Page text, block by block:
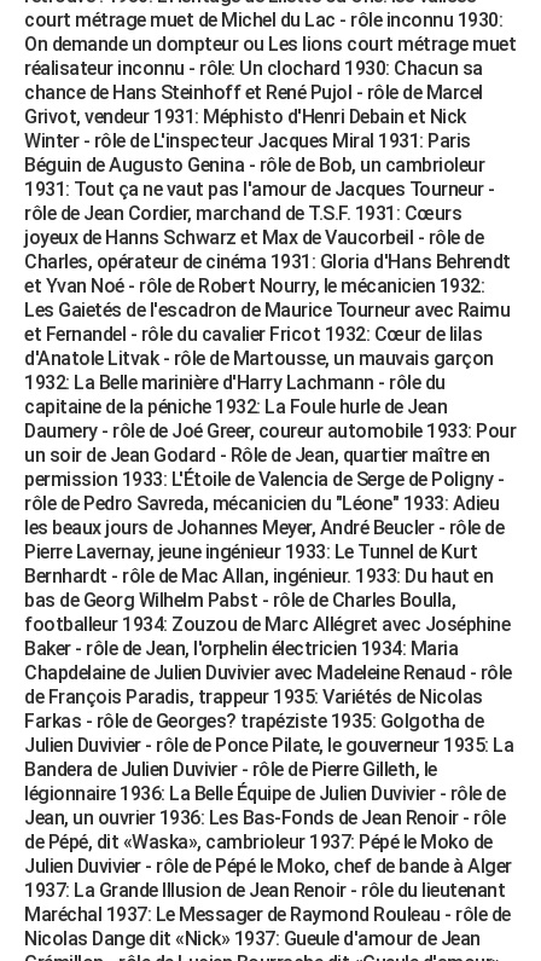
court métrage muet de Michel du Lac - rôle inconnu 1930:
On demande un dompteur ou Les lions court métrage muet
réalisateur inconnu - rôle: Un clochard 1930: Chacun sa
chance de Hans Steinhoff et René Pujol - rôle de Marcel
Grivot, vendeur 1931: Méphisto d'Henri Debain et Nick
Winter - rôle de L'inspecteur Jacques Miral 1931: Paris
Béguin de Augusto Genina - rôle de Bob, un cambrioleur
1931: Tout ça ne vaut pas l'amour de Jacques Tourneur -
rôle de Jean Cordier, marchand de T.S.F. 1931: Cœurs
joyeux de Hanns Schwarz et Max de Vaucorbeil - rôle de
Charles, opérateur de cinéma 1931: Gloria d'Hans Behrendt
et Yvan Noé - rôle de Robert Nourry, le mécanicien 1932:
Les Gaietés de l'escadron de Maurice Tourneur avec Raimu
et Fernandel - rôle du cavalier Fricot 1932: Cœur de lilas
d'Anatole Litvak - rôle de Martousse, un mauvais garçon
1932: La Belle marinière d'Harry Lachmann - rôle du
capitaine de la péniche 1932: La Foule hurle de Jean
Daumery - rôle de Joé Greer, coureur automobile 1933: Pour
un soir de Jean Godard - Rôle de Jean, quartier maître en
permission 1933: L'Étoile de Valencia de Serge de Poligny -
rôle de Pedro Savreda, mécanicien du "Léone" 1933: Adieu
les beaux jours de Johannes Meyer, André Beucler - rôle de
Pierre Lavernay, jeune ingénieur 1933: Le Tunnel de Kurt
Bernhardt - rôle de Mac Allan, ingénieur. 1933: Du haut en
bas de Georg Wilhelm Pabst - rôle de Charles Boulla,
footballeur 1934: Zouzou de Marc Allégret avec Joséphine
Baker - rôle de Jean, l'orphelin électricien 1934: Maria
Chapdelaine de Julien Duvivier avec Madeleine Renaud - rôle
de François Paradis, trappeur 1935: Variétés de Nicolas
Farkas - rôle de Georges? trapéziste 1935: Golgotha de
Julien Duvivier - rôle de Ponce Pilate, le gouverneur 1935: La
Bandera de Julien Duvivier - rôle de Pierre Gilleth, le
légionnaire 1936: La Belle Équipe de Julien Duvivier - rôle de
Jean, un ouvrier 1936: Les Bas-Fonds de Jean Renoir - rôle
de Pépé, dit «Waska», cambrioleur 1937: Pépé le Moko de
Julien Duvivier - rôle de Pépé le Moko, chef de bande à Alger
1937: La Grande Illusion de Jean Renoir - rôle du lieutenant
Maréchal 1937: Le Messager de Raymond Rouleau - rôle de
Nicolas Dange dit «Nick» 1937: Gueule d'amour de Jean